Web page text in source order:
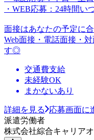
・WEB応募：24時間い
面接はあなたの予定に
Web面接・電話面接・
す◎
交通費支給
未経験OK
まかないあり
詳細を見る
応募画面に
派遣労働者
株式会社綜合キャリア